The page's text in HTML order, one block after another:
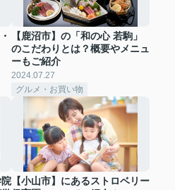
【鹿沼市】の「和の心 若駒」
のこだわりとは？概要やメニュ
ーもご紹介
2024.07.27
グルメ・お買い物
院 【小山市】にあるストロベリー